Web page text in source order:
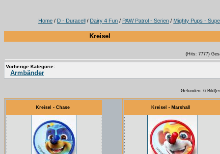
Home / D - Duracell / Dairy 4 Fun / PAW Patrol - Serien / Mighty Pups -
Kreisel
(Hits: 7777)
Vorherige Kategorie:
Armbänder
Gefunden: 6
Kreisel - Chase Kreisel - Marshall